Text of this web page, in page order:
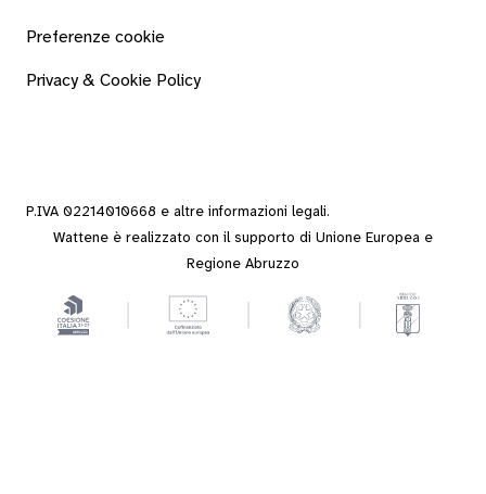
Preferenze cookie
Privacy & Cookie Policy
P.IVA 02214010668 e altre informazioni legali.
Wattene è realizzato con il supporto di Unione Europea e
Regione Abruzzo